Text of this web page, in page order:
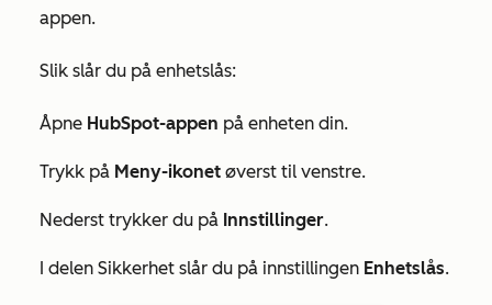
appen.
Slik slår du på enhetslås:
Åpne HubSpot-appen på enheten din.
Trykk på Meny-ikonet øverst til venstre.
Nederst trykker du på Innstillinger.
I delen Sikkerhet slår du på innstillingen Enhetslås.